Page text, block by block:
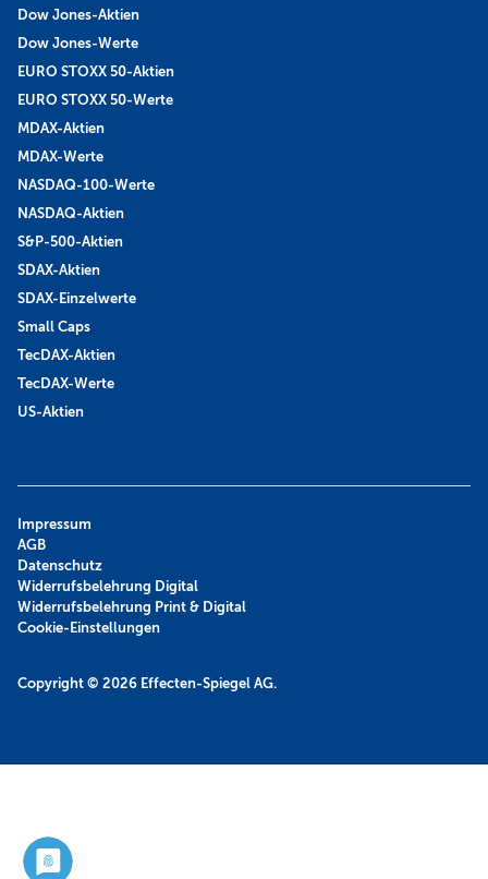
Dow Jones-Aktien
Dow Jones-Werte
EURO STOXX 50-Aktien
EURO STOXX 50-Werte
MDAX-Aktien
MDAX-Werte
NASDAQ-100-Werte
NASDAQ-Aktien
S&P-500-Aktien
SDAX-Aktien
SDAX-Einzelwerte
Small Caps
TecDAX-Aktien
TecDAX-Werte
US-Aktien
Copyright © 2026 Effecten-Spiegel AG.
Impressum
AGB
Datenschutz
Widerrufsbelehrung Digital
Widerrufsbelehrung Print & Digital
Cookie-Einstellungen